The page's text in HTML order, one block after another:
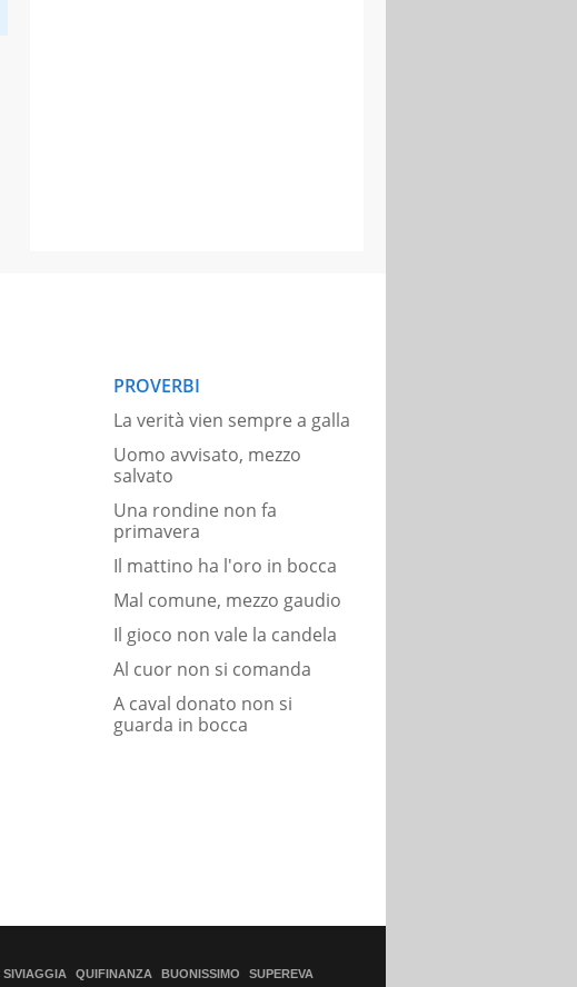
PROVERBI
La verità vien sempre a galla
Uomo avvisato, mezzo
salvato
Una rondine non fa
primavera
Il mattino ha l'oro in bocca
Mal comune, mezzo gaudio
Il gioco non vale la candela
Al cuor non si comanda
A caval donato non si
guarda in bocca
SIVIAGGIA QUIFINANZA BUONISSIMO SUPEREVA